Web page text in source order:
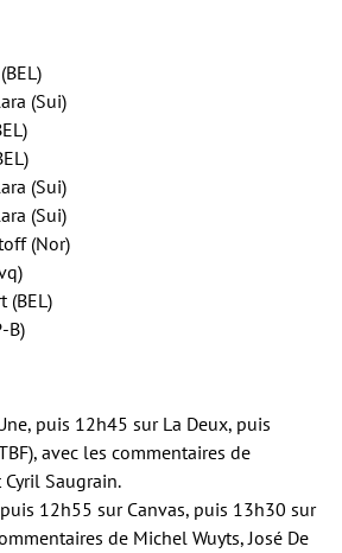
(Sui)
(Sui)
(Sui)
(Nor)
(BEL)
B)
puis 12h45 sur La Deux, puis
avec les commentaires de
Saugrain.
12h55 sur Canvas, puis 13h30 sur
de Michel Wuyts, José De